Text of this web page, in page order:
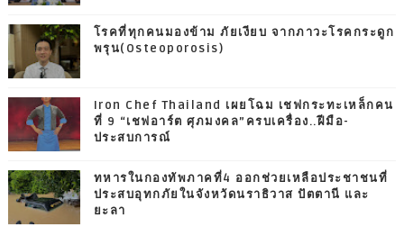
โรคที่ทุกคนมองข้าม ภัยเงียบ จากภาวะโรคกระดูก
พรุน(Osteoporosis)
Iron Chef Thailand เผยโฉม เชฟกระทะเหล็กคน
ที่ 9 “เชฟอาร์ต ศุภมงคล”ครบเครื่อง..ฝีมือ-
ประสบการณ์
ทหารในกองทัพภาคที่4 ออกช่วยเหลือประชาชนที่
ประสบอุทกภัยในจังหวัดนราธิวาส ปัตตานี และ
ยะลา